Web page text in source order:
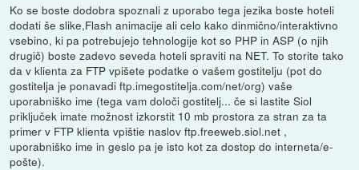
Ko se boste dodobra spoznali z uporabo tega jezika boste hoteli
dodati še slike,Flash animacije ali celo kako dinmično/interaktivno
vsebino, ki pa potrebujejo tehnologije kot so PHP in ASP (o njih
drugič) boste zadevo seveda hoteli spraviti na NET. To storite tako
da v klienta za FTP vpišete podatke o vašem gostitelju (pot do
gostitelja je ponavadi ftp.imegostitelja.com/net/org) vaše
uporabniško ime (tega vam določi gostitelj... če si lastite Siol
priključek imate možnost izkorstit 10 mb prostora za stran za ta
primer v FTP klienta vpištie naslov ftp.freeweb.siol.net ,
uporabniško ime in geslo pa je isto kot za dostop do interneta/e-
pošte).